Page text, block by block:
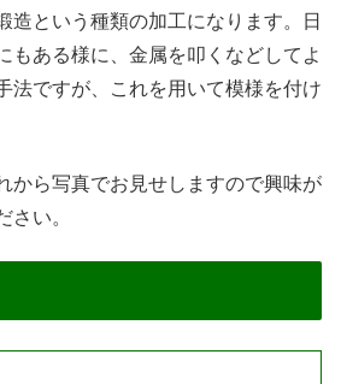
造という種類の加工になります。日
もある様に、金属を叩くなどしてよ
法ですが、これを用いて模様を付け
から写真でお見せしますので興味が
さい。